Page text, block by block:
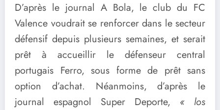
D’après le journal A Bola, le club du FC
Valence voudrait se renforcer dans le secteur
défensif depuis plusieurs semaines, et serait
prêt à accueillir le défenseur central
portugais Ferro, sous forme de prêt sans
option d’achat. Néanmoins, d’après le
journal espagnol Super Deporte, « los